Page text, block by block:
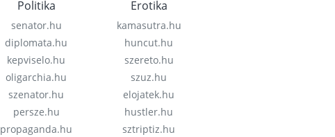
Politika
senator.hu
diplomata.hu
kepviselo.hu
oligarchia.hu
szenator.hu
persze.hu
propaganda.hu
Erotika
kamasutra.hu
huncut.hu
szereto.hu
szuz.hu
elojatek.hu
hustler.hu
sztriptiz.hu